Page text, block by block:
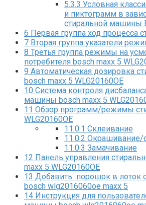
5.3.3 Условная
и пиктограмм в
стиральной машины
6 Первая группа ход процесса
7 Вторая группа указатели
8 Третья группа режимы на
потребителя bosch maxx 5
9 Автоматическая дозировка
bosch maxx 5 WLG20160OE
10 Система контроля
машины bosch maxx 5
11 Обзор программ/режимы
WLG20160OE
11.0.1 Склеивание
11.0.2 Окрашивание/
11.0.3 Замачивание
12 Панель управления
maxx 5 WLG20160OE
13 Добавить порошок в лоток
bosch wlg2016060oe maxx 5
14 Инструкция для